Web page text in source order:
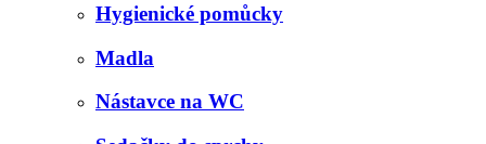
Hygienické pomůcky
Madla
Nástavce na WC